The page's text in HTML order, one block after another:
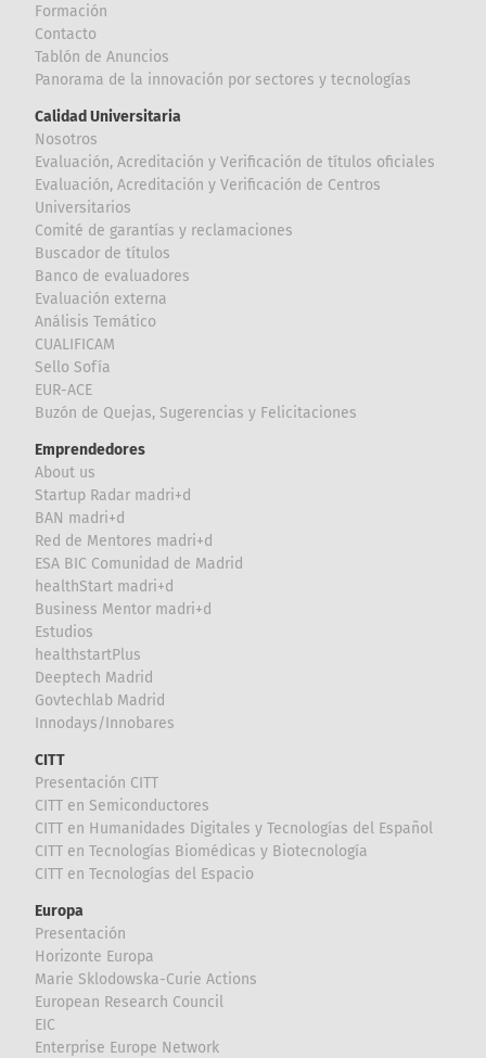
Formación
Contacto
Tablón de Anuncios
Panorama de la innovación por sectores y tecnologías
Calidad Universitaria
Nosotros
Evaluación, Acreditación y Verificación de títulos oficiales
Evaluación, Acreditación y Verificación de Centros
Universitarios
Comité de garantías y reclamaciones
Buscador de títulos
Banco de evaluadores
Evaluación externa
Análisis Temático
CUALIFICAM
Sello Sofía
EUR-ACE
Buzón de Quejas, Sugerencias y Felicitaciones
Emprendedores
About us
Startup Radar madri+d
BAN madri+d
Red de Mentores madri+d
ESA BIC Comunidad de Madrid
healthStart madri+d
Business Mentor madri+d
Estudios
healthstartPlus
Deeptech Madrid
Govtechlab Madrid
Innodays/Innobares
CITT
Presentación CITT
CITT en Semiconductores
CITT en Humanidades Digitales y Tecnologías del Español
CITT en Tecnologías Biomédicas y Biotecnología
CITT en Tecnologías del Espacio
Europa
Presentación
Horizonte Europa
Marie Sklodowska-Curie Actions
European Research Council
EIC
Enterprise Europe Network